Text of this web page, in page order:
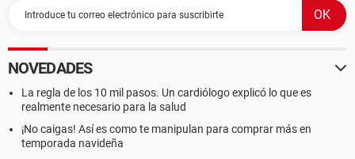
NOVEDADES
La regla de los 10 mil pasos. Un cardiólogo explicó lo que es
realmente necesario para la salud
¡No caigas! Así es como te manipulan para comprar más en
temporada navideña